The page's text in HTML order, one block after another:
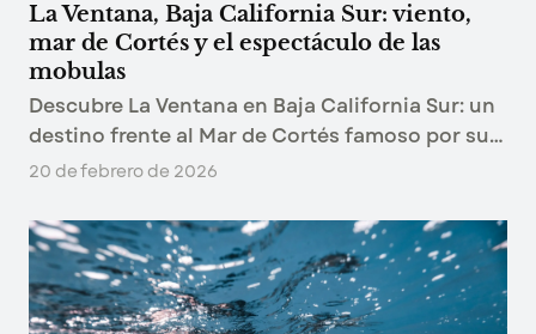
La Ventana, Baja California Sur: viento,
mar de Cortés y el espectáculo de las
mobulas
Descubre La Ventana en Baja California Sur: un
destino frente al Mar de Cortés famoso por su
biodiversidad marina, el viento, el kitesurf y las
20 de febrero de 2026